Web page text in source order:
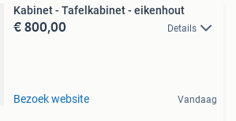
Kabinet - Tafelkabinet - eikenhout
€ 800,00 Details
Bezoek website Vandaag